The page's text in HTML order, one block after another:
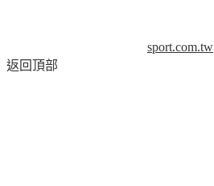
sport.com.tw
返回頂部